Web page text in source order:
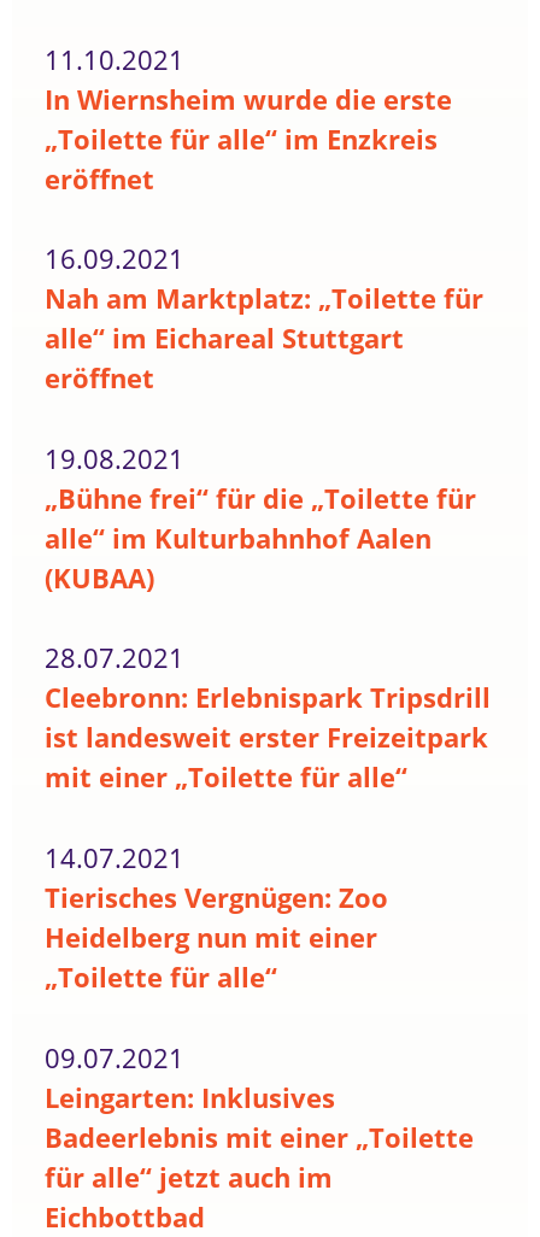
11.10.2021
In Wiernsheim wurde die erste
„Toilette für alle“ im Enzkreis
eröffnet
16.09.2021
Nah am Marktplatz: „Toilette für
alle“ im Eichareal Stuttgart
eröffnet
19.08.2021
„Bühne frei“ für die „Toilette für
alle“ im Kulturbahnhof Aalen
(KUBAA)
28.07.2021
Cleebronn: Erlebnispark Tripsdrill
ist landesweit erster Freizeitpark
mit einer „Toilette für alle“
14.07.2021
Tierisches Vergnügen: Zoo
Heidelberg nun mit einer
„Toilette für alle“
09.07.2021
Leingarten: Inklusives
Badeerlebnis mit einer „Toilette
für alle“ jetzt auch im
Eichbottbad